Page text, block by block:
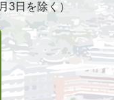
3日を除く）